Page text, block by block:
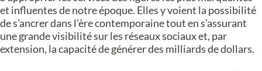
et influentes de notre époque. Elles y voient la possibilité
de s’ancrer dans l’ère contemporaine tout en s’assurant
une grande visibilité sur les réseaux sociaux et, par
extension, la capacité de générer des milliards de dollars.